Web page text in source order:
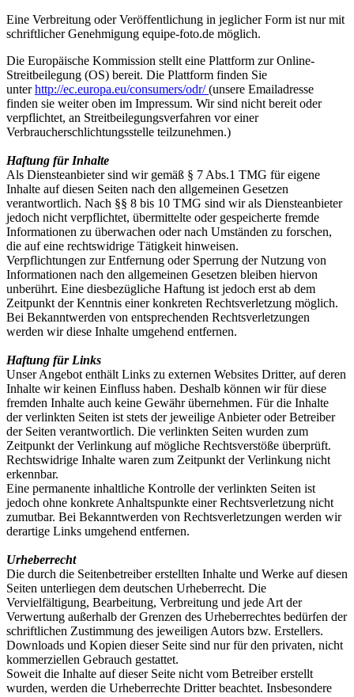
Eine Verbreitung oder Veröffentlichung in jeglicher Form ist nur mit
schriftlicher Genehmigung equipe-foto.de möglich.
Die Europäische Kommission stellt eine Plattform zur Online-
Streitbeilegung (OS) bereit. Die Plattform finden Sie
unterhttp://ec.europa.eu/consumers/odr/(unsere Emailadresse
finden sie weiter oben im Impressum. Wir sind nicht bereit oder
verpflichtet, an Streitbeilegungsverfahren vor einer
Verbraucherschlichtungsstelle teilzunehmen.)
Haftung für Inhalte
Als Diensteanbieter sind wir gemäß § 7 Abs.1 TMG für eigene
Inhalte auf diesen Seiten nach den allgemeinen Gesetzen
verantwortlich. Nach §§ 8 bis 10 TMG sind wir als Diensteanbieter
jedoch nicht verpflichtet, übermittelte oder gespeicherte fremde
Informationen zu überwachen oder nach Umständen zu forschen,
die auf eine rechtswidrige Tätigkeit hinweisen.
Verpflichtungen zur Entfernung oder Sperrung der Nutzung von
Informationen nach den allgemeinen Gesetzen bleiben hiervon
unberührt. Eine diesbezügliche Haftung ist jedoch erst ab dem
Zeitpunkt der Kenntnis einer konkreten Rechtsverletzung möglich.
Bei Bekanntwerden von entsprechenden Rechtsverletzungen
werden wir diese Inhalte umgehend entfernen.
Haftung für Links
Unser Angebot enthält Links zu externen Websites Dritter, auf deren
Inhalte wir keinen Einfluss haben. Deshalb können wir für diese
fremden Inhalte auch keine Gewähr übernehmen. Für die Inhalte
der verlinkten Seiten ist stets der jeweilige Anbieter oder Betreiber
der Seiten verantwortlich. Die verlinkten Seiten wurden zum
Zeitpunkt der Verlinkung auf mögliche Rechtsverstöße überprüft.
Rechtswidrige Inhalte waren zum Zeitpunkt der Verlinkung nicht
erkennbar.
Eine permanente inhaltliche Kontrolle der verlinkten Seiten ist
jedoch ohne konkrete Anhaltspunkte einer Rechtsverletzung nicht
zumutbar. Bei Bekanntwerden von Rechtsverletzungen werden wir
derartige Links umgehend entfernen.
Urheberrecht
Die durch die Seitenbetreiber erstellten Inhalte und Werke auf diesen
Seiten unterliegen dem deutschen Urheberrecht. Die
Vervielfältigung, Bearbeitung, Verbreitung und jede Art der
Verwertung außerhalb der Grenzen des Urheberrechtes bedürfen der
schriftlichen Zustimmung des jeweiligen Autors bzw. Erstellers.
Downloads und Kopien dieser Seite sind nur für den privaten, nicht
kommerziellen Gebrauch gestattet.
Soweit die Inhalte auf dieser Seite nicht vom Betreiber erstellt
wurden, werden die Urheberrechte Dritter beachtet. Insbesondere